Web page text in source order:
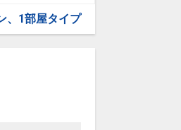
でとってもお買
ごみ）」で提供
焼き上げる評判
、1部屋タイプ